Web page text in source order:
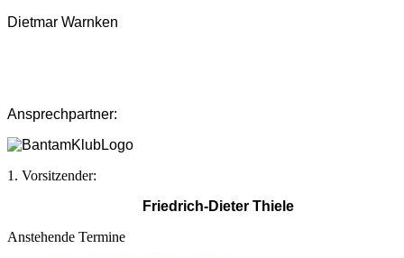
Dietmar Warnken
Ansprechpartner:
1. Vorsitzender:
Friedrich-Dieter Thiele
Anstehende Termine